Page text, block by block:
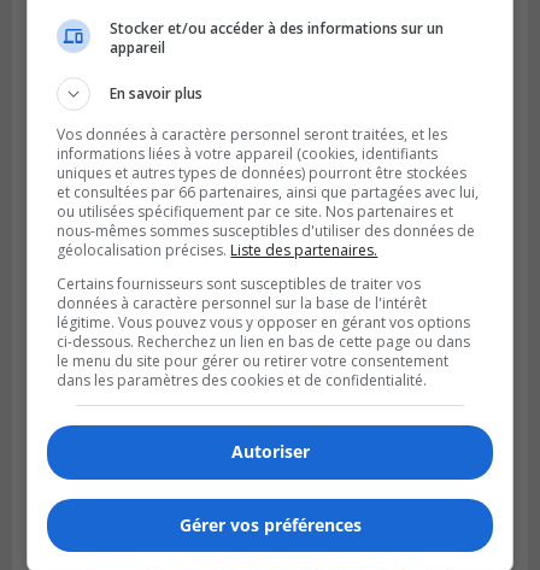
Publié le 6 juillet 2026 à 09h33
Longueuil conclue un contrat pour
valoriser des cendres d’incinération
Stocker et/ou accéder à des informations sur un
appareil
En savoir plus
Vos données à caractère personnel seront traitées, et les
informations liées à votre appareil (cookies, identifiants
uniques et autres types de données) pourront être stockées
et consultées par 66 partenaires, ainsi que partagées avec lui,
ou utilisées spécifiquement par ce site. Nos partenaires et
nous-mêmes sommes susceptibles d'utiliser des données de
géolocalisation précises. Liste des partenaires.
Certains fournisseurs sont susceptibles de traiter vos
données à caractère personnel sur la base de l'intérêt
légitime. Vous pouvez vous y opposer en gérant vos options
ci-dessous. Recherchez un lien en bas de cette page ou dans
le menu du site pour gérer ou retirer votre consentement
dans les paramètres des cookies et de confidentialité.
Autoriser
Gérer vos préférences